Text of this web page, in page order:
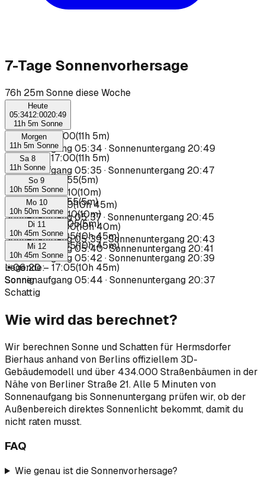
7-Tage Sonnenvorhersage
76h 25m Sonne diese Woche
Heute
05:3412:0020:49
11h 5m Sonne
☀ 05:55– 17:00(11h 5m)
Sonnenaufgang05:34 ·Sonnenuntergang 20:49
Morgen
11h 5m Sonne
☀ 05:55 –17:00(11h 5m)
Sonnenaufgang05:35 ·Sonnenuntergang 20:47
Sa 8
11h Sonne
☀ 05:50– 05:55(5m)
☀06:00–06:10(10m)
06:15 – 17:00(10h 45m)
Sonnenaufgang05:37·Sonnenuntergang 20:45
So 9
10h 55m Sonne
☀ 05:50– 05:55(5m)
☀06:00–06:10(10m)
06:20– 17:00(10h 40m)
Sonnenaufgang05:39·Sonnenuntergang 20:43
Mo 10
10h 50m Sonne
☀ 06:00– 06:05(5m)
☀06:20–17:05(10h 45m)
Sonnenaufgang05:40·Sonnenuntergang 20:41
Di 11
10h 45m Sonne
☀ 06:20– 17:05(10h 45m)
Sonnenaufgang05:42·Sonnenuntergang 20:39
Mi 12
10h 45m Sonne
☀06:20– 17:05(10h 45m)
Sonnenaufgang05:44 ·Sonnenuntergang 20:37
Legende:
Sonnig
Schattig
Wie wird das berechnet?
Wir berechnen Sonne und Schatten für Hermsdorfer
Bierhaus anhand von Berlins offiziellem 3D-
Gebäudemodell und über 434.000 Straßenbäumen in der
Nähe von Berliner Straße 21. Alle 5 Minuten von
Sonnenaufgang bis Sonnenuntergang prüfen wir, ob der
Außenbereich direktes Sonnenlicht bekommt, damit du
nicht raten musst.
FAQ
Wie genau ist die Sonnenvorhersage?